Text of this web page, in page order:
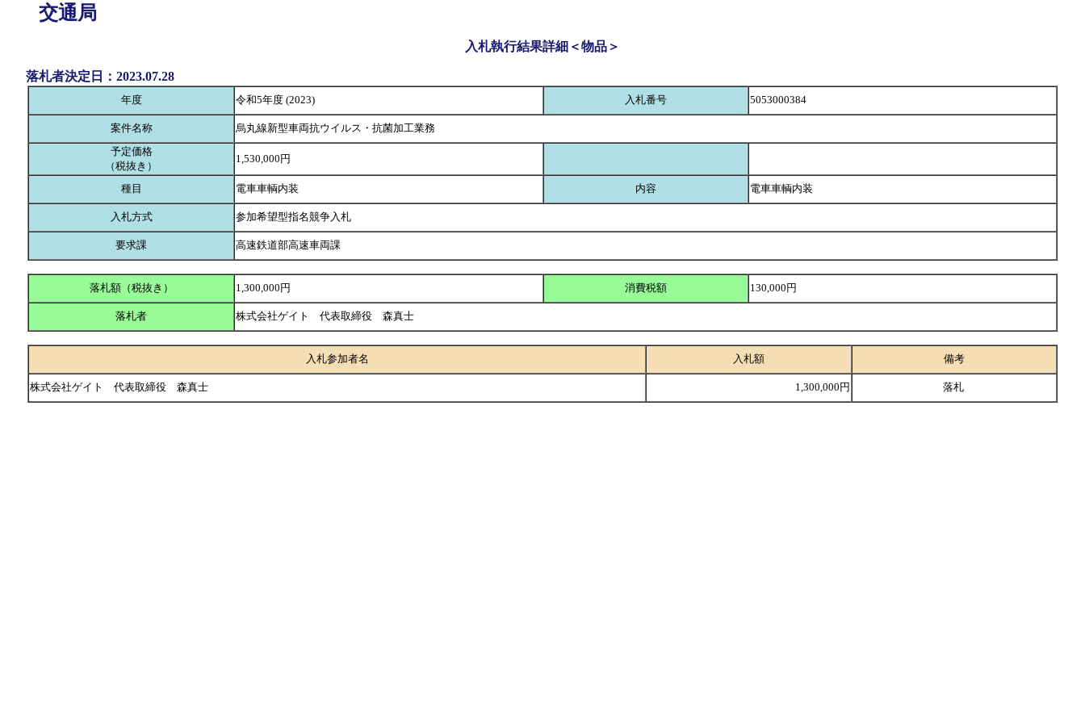
交通局
入札執行結果詳細＜物品＞
落札者決定日：2023.07.28
年度 令和5年度 (2023) 入札番号 5053000384
案件名称
烏丸線新型車両抗ウイルス・抗菌加工業務
予定価格
（税抜き）
1,530,000円
種目 電車車輌内装 内容 電車車輌内装
入札方式 参加希望型指名競争入札
要求課 高速鉄道部高速車両課
落札額（税抜き） 1,300,000円 消費税額 130,000円
落札者 株式会社ゲイト 代表取締役 森真士
入札参加者名 入札額 備考
株式会社ゲイト 代表取締役 森真士 1,300,000円 落札